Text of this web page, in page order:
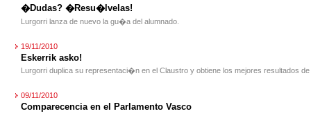
�Dudas? �Resu�lvelas!
Lurgorri lanza de nuevo la gu�a del alumnado.
19/11/2010
Eskerrik asko!
Lurgorri duplica su representaci�n en el Claustro y obtiene los mejores resultados
09/11/2010
Comparecencia en el Parlamento Vasco